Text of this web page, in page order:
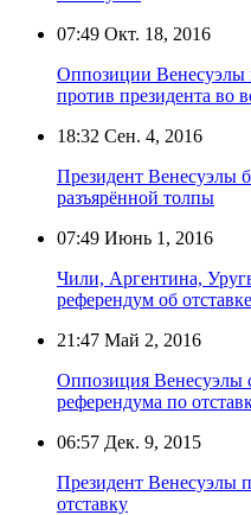
07:49 Окт. 18, 2016
Оппозиции Венесуэлы
против президента во
18:32 Сен. 4, 2016
Президент Венесуэлы
разъярённой толпы
07:49 Июнь 1, 2016
Чили, Аргентина,
референдум об
21:47 Май 2, 2016
Оппозиция Венесуэлы
референдума по
06:57 Дек. 9, 2015
Президент Венесуэлы
отставку